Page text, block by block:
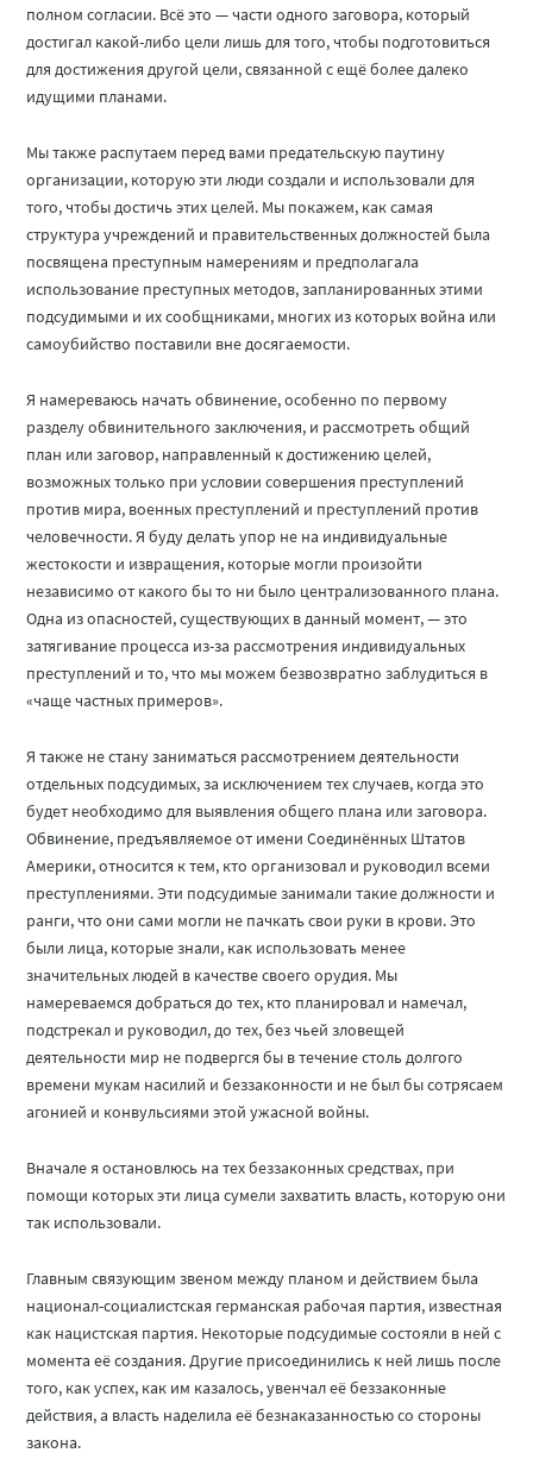
полном согласии. Всё это — части одного заговора, который
достигал какой-либо цели лишь для того, чтобы подготовиться
для достижения другой цели, связанной с ещё более далеко
идущими планами.
Мы также распутаем перед вами предательскую паутину
организации, которую эти люди создали и использовали для
того, чтобы достичь этих целей. Мы покажем, как самая
структура учреждений и правительственных должностей была
посвящена преступным намерениям и предполагала
использование преступных методов, запланированных этими
подсудимыми и их сообщниками, многих из которых война или
самоубийство поставили вне досягаемости.
Я намереваюсь начать обвинение, особенно по первому
разделу обвинительного заключения, и рассмотреть общий
план или заговор, направленный к достижению целей,
возможных только при условии совершения преступлений
против мира, военных преступлений и преступлений против
человечности. Я буду делать упор не на индивидуальные
жестокости и извращения, которые могли произойти
независимо от какого бы то ни было централизованного плана.
Одна из опасностей, существующих в данный момент, — это
затягивание процесса из-за рассмотрения индивидуальных
преступлений и то, что мы можем безвозвратно заблудиться в
«чаще частных примеров».
Я также не стану заниматься рассмотрением деятельности
отдельных подсудимых, за исключением тех случаев, когда это
будет необходимо для выявления общего плана или заговора.
Обвинение, предъявляемое от имени Соединённых Штатов
Америки, относится к тем, кто организовал и руководил всеми
преступлениями. Эти подсудимые занимали такие должности и
ранги, что они сами могли не пачкать свои руки в крови. Это
были лица, которые знали, как использовать менее
значительных людей в качестве своего орудия. Мы
намереваемся добраться до тех, кто планировал и намечал,
подстрекал и руководил, до тех, без чьей зловещей
деятельности мир не подвергся бы в течение столь долгого
времени мукам насилий и беззаконности и не был бы сотрясаем
агонией и конвульсиями этой ужасной войны.
Вначале я остановлюсь на тех беззаконных средствах, при
помощи которых эти лица сумели захватить власть, которую они
так использовали.
Главным связующим звеном между планом и действием была
национал-социалистская германская рабочая партия, известная
как нацистская партия. Некоторые подсудимые состояли в ней с
момента её создания. Другие присоединились к ней лишь после
того, как успех, как им казалось, увенчал её беззаконные
действия, а власть наделила её безнаказанностью со стороны
закона.